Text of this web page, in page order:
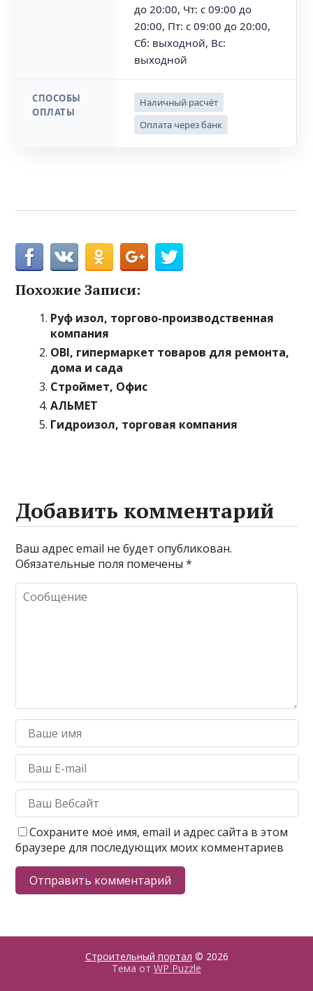
до 20:00, Чт: с 09:00 до
20:00, Пт: с 09:00 до 20:00,
Сб: выходной, Вс:
выходной
СПОСОБЫ
ОПЛАТЫ
Наличный расчёт
Оплата через банк
Похожие Записи:
Руф изол, торгово-производственная
компания
OBI, гипермаркет товаров для ремонта,
дома и сада
Строймет, Офис
АЛЬМЕТ
Гидроизол, торговая компания
Добавить комментарий
Ваш адрес email не будет опубликован.
Обязательные поля помечены*
Сохраните моё имя, email и адрес сайта в этом
браузере для последующих моих комментариев
Строительный портал © 2026
Тема от WP Puzzle